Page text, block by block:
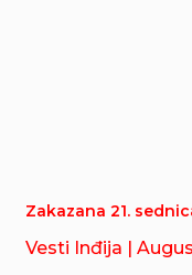
Zakazana 21.
Vesti Inđija
|